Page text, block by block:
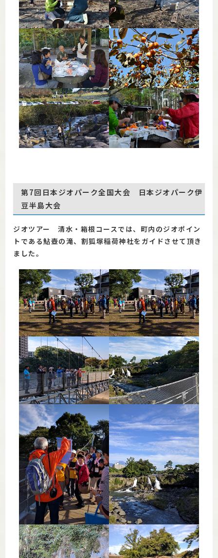
第7回日本ジオパーク全国大会 日本ジオパーク伊
豆半島大会
ジオツアー 清水・箱根コースでは、町内のジオポイン
トである鮎壺の滝、割狐塚稲荷神社をガイドさせて頂き
ました。